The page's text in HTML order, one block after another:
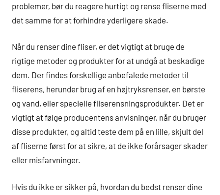
problemer, bør du reagere hurtigt og rense fliserne med
det samme for at forhindre yderligere skade.
Når du renser dine fliser, er det vigtigt at bruge de
rigtige metoder og produkter for at undgå at beskadige
dem. Der findes forskellige anbefalede metoder til
fliserens, herunder brug af en højtryksrenser, en børste
og vand, eller specielle fliserensningsprodukter. Det er
vigtigt at følge producentens anvisninger, når du bruger
disse produkter, og altid teste dem på en lille, skjult del
af fliserne først for at sikre, at de ikke forårsager skader
eller misfarvninger.
Hvis du ikke er sikker på, hvordan du bedst renser dine